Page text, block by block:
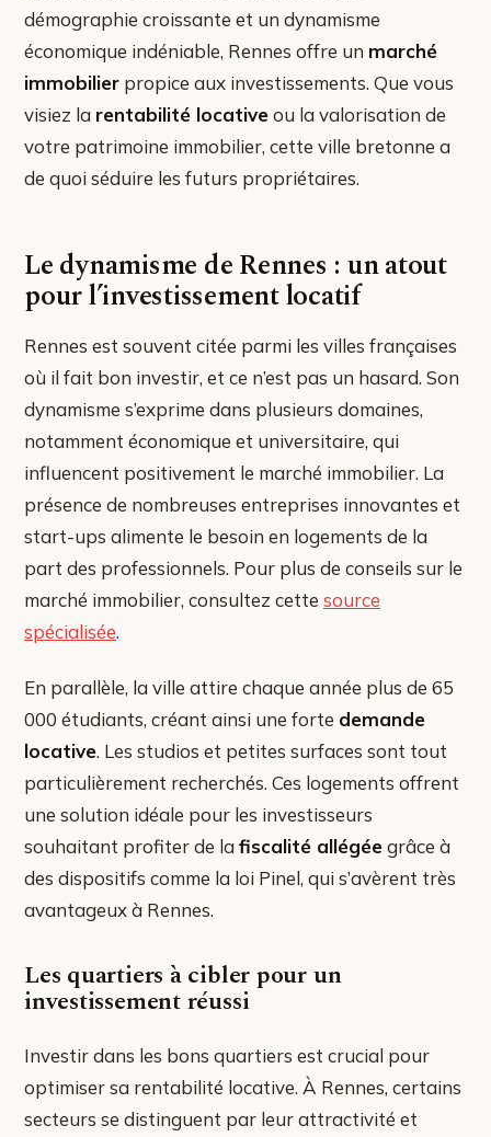
démographie croissante et un dynamisme
économique indéniable, Rennes offre un marché
immobilier propice aux investissements. Que vous
visiez la rentabilité locativeou la valorisation de
votre patrimoine immobilier, cette ville bretonne a
de quoi séduire les futurs propriétaires.
Le dynamisme de Rennes : un atout
pour l’investissement locatif
Rennes est souvent citée parmi les villes françaises
où il fait bon investir, et ce n’est pas un hasard. Son
dynamisme s’exprime dans plusieurs domaines,
notamment économique et universitaire, qui
influencent positivement le marché immobilier. La
présence de nombreuses entreprises innovantes et
start-ups alimente le besoin en logements de la
part des professionnels. Pour plus de conseils sur le
marché immobilier, consultez cette source
spécialisée.
En parallèle, la ville attire chaque année plus de 65
000 étudiants, créant ainsi une forte demande
locative. Les studios et petites surfaces sont tout
particulièrement recherchés. Ces logements offrent
une solution idéale pour les investisseurs
souhaitant profiter de lafiscalité allégéegrâce à
des dispositifs comme la loi Pinel, qui s’avèrent très
avantageux à Rennes.
Les quartiers à cibler pour un
investissement réussi
Investir dans les bons quartiers est crucial pour
optimiser sa rentabilité locative. À Rennes, certains
secteurs se distinguent par leur attractivité et